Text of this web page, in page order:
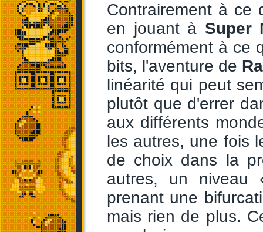
Contrairement à ce
en jouant à Super
conformément à ce
bits, l'aventure de
linéarité qui peut
plutôt que d'errer
aux différents
les autres, une fois
de choix dans la
autres, un niveau
prenant une
mais rien de plus.